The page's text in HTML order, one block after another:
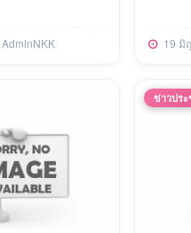
AdminNKK 19 มิ
ข่าวปร